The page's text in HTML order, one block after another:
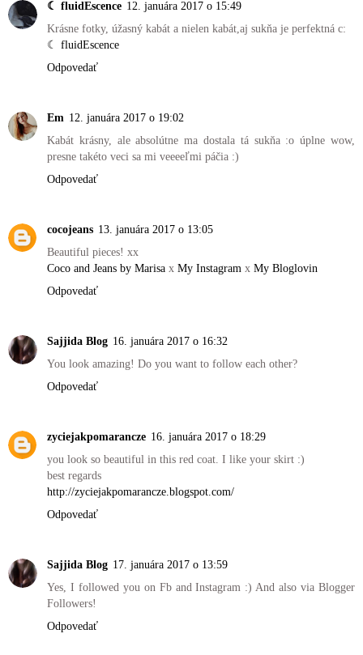
☾ fluidEscence 12. januára 2017 o 15:49
Krásne fotky, úžasný kabát a nielen kabát,aj sukňa je perfektná c:
☾ fluidEscence
Odpovedať
Em 12. januára 2017 o 19:02
Kabát krásny, ale absolútne ma dostala tá sukňa :o úplne wow,
presne takéto veci sa mi veeeeľmi páčia :)
Odpovedať
cocojeans 13. januára 2017 o 13:05
Beautiful pieces! xx
Coco and Jeans by Marisa x My Instagram x My Bloglovin
Odpovedať
Sajjida Blog 16. januára 2017 o 16:32
You look amazing! Do you want to follow each other?
Odpovedať
zyciejakpomarancze 16. januára 2017 o 18:29
you look so beautiful in this red coat. I like your skirt :)
best regards
http://zyciejakpomarancze.blogspot.com/
Odpovedať
Sajjida Blog 17. januára 2017 o 13:59
Yes, I followed you on Fb and Instagram :) And also via Blogger
Followers!
Odpovedať